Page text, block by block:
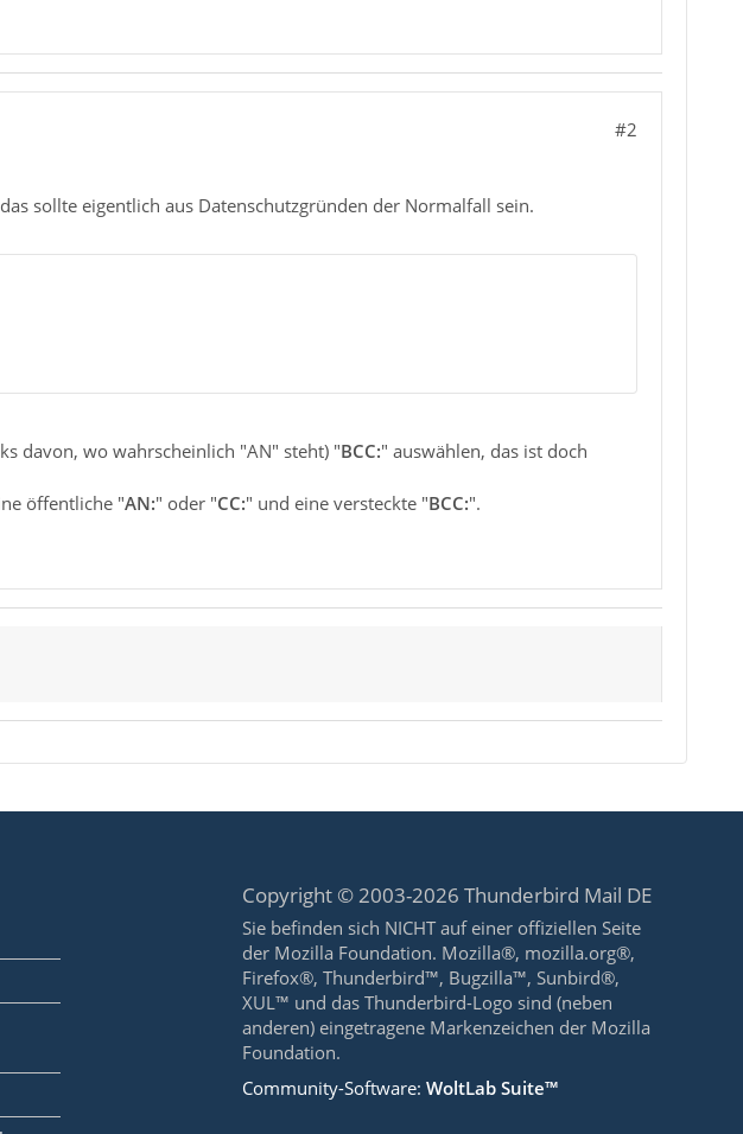
#2
sollte eigentlich aus Datenschutzgründen der Normalfall sein.
davon, wo wahrscheinlich "AN" steht) "BCC:" auswählen, das ist doch
öffentliche "AN:" oder "CC:" und eine versteckte "BCC:".
Copyright © 2003-2026 Thunderbird Mail DE
Sie befinden sich NICHT auf einer offiziellen Seite
der Mozilla Foundation. Mozilla®, mozilla.org®,
Firefox®, Thunderbird™, Bugzilla™, Sunbird®,
XUL™ und das Thunderbird-Logo sind (neben
anderen) eingetragene Markenzeichen der Mozilla
Foundation.
Community-Software:WoltLab Suite™